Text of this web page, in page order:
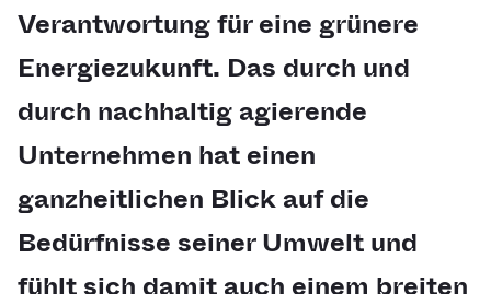
Verantwortung für eine grünere
Energiezukunft. Das durch und
durch nachhaltig agierende
Unternehmen hat einen
ganzheitlichen Blick auf die
Bedürfnisse seiner Umwelt und
fühlt sich damit auch einem breiten